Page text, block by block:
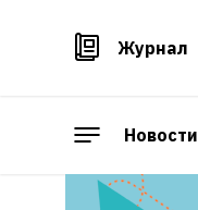
Журнал
Новости